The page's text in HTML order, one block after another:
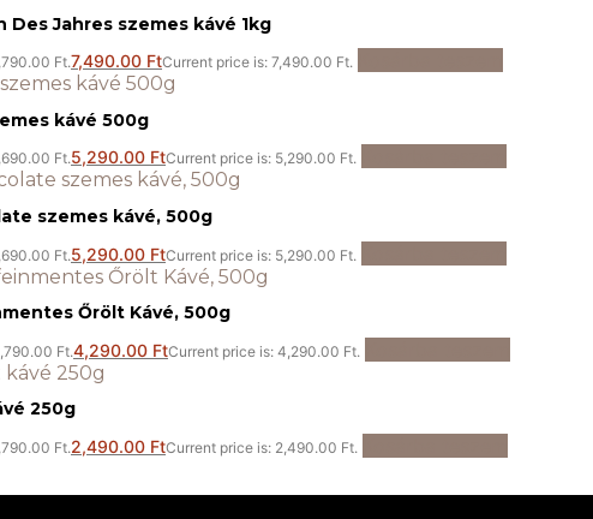
Jahres szemes kávé 1kg
Ft.7,490.00 FtCurrent price is: 7,490.00 Ft.
kávé 500g
Ft.5,290.00 FtCurrent price is: 5,290.00 Ft.
szemes kávé, 500g
Ft.5,290.00 FtCurrent price is: 5,290.00 Ft.
Őrölt Kávé, 500g
Ft.4,290.00 FtCurrent price is: 4,290.00 Ft.
250g
Ft.2,490.00 FtCurrent price is: 2,490.00 Ft.